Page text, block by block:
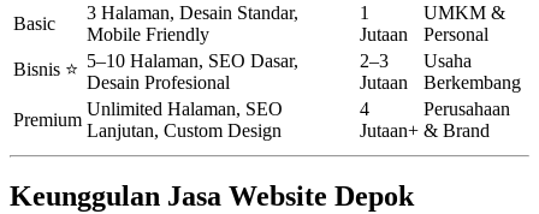
Basic
3 Halaman, Desain Standar,
Mobile Friendly
1
Jutaan
UMKM &
Personal
Bisnis ⭐ 5–10 Halaman, SEO Dasar,
Desain Profesional
2–3
Jutaan
Usaha
Berkembang
Premium
Unlimited Halaman, SEO
Lanjutan, Custom Design
4
Jutaan+
Perusahaan
& Brand
Keunggulan Jasa Website Depok